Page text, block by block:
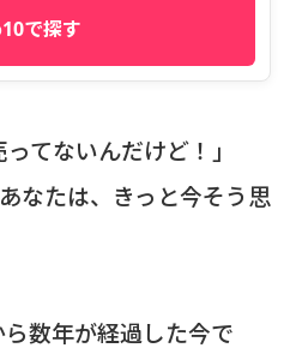
で探す
てないんだけど！」
なたは、きっと今そう思
数年が経過した今で